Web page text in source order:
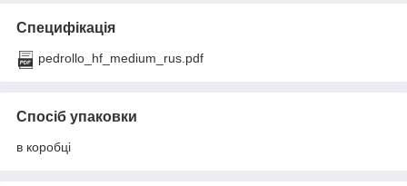
Специфікація
pedrollo_hf_medium_rus.pdf
Спосіб упаковки
в коробці